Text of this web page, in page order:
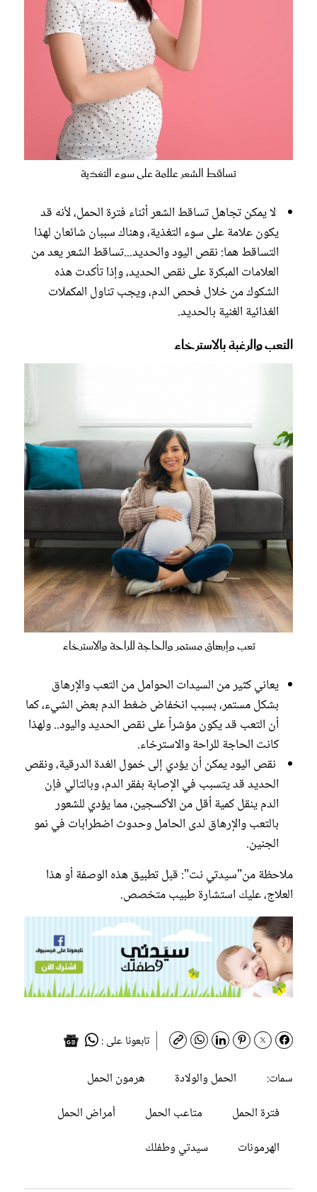
تساقط الشعر علامة على سوء التغذية
‫ لا يمكن تجاهل تساقط الشعر أثناء فترة الحمل، لأنه قد
يكون علامة ‫على سوء التغذية، وهناك سببان شائعان لهذا
التساقط هما: نقص اليود والحديد...تساقط الشعر يعد من
العلامات المبكرة على نقص ‫الحديد، وإذا تأكدت هذه
الشكوك من خلال فحص الدم، ويجب تناول ‫المكملات
الغذائية الغنية بالحديد.
‫التعب والرغبة بالاسترخاء
تعب وإرهاق مستمر والحاجة للراحة والاسترخاء
‫يعاني كثير من السيدات الحوامل من التعب والإرهاق
بشكل مستمر، ‫بسبب انخفاض ضغط الدم بعض الشيء، كما
أن التعب قد يكون مؤشراً على نقص الحديد واليود.. ولهذا
كانت الحاجة للراحة والاسترخاء.
‫‫ نقص اليود يمكن أن يؤدي إلى خمول الغدة ‫الدرقية، ونقص
الحديد قد يتسبب في الإصابة بفقر الدم، ‫وبالتالي فإن
الدم ينقل كمية أقل من الأكسجين، مما يؤدي للشعور
بالتعب ‫والإرهاق لدى الحامل وحدوث اضطرابات في نمو
الجنين.
ملاحظة من"سيدتي نت": قبل تطبيق هذه الوصفة أو هذا
العلاج، عليك استشارة طبيب متخصص.
تابعونا على :
سمات:
الحمل والولادة
هرمون الحمل
فترة الحمل
متاعب الحمل
أمراض الحمل
الهرمونات
سيدتي وطفلك